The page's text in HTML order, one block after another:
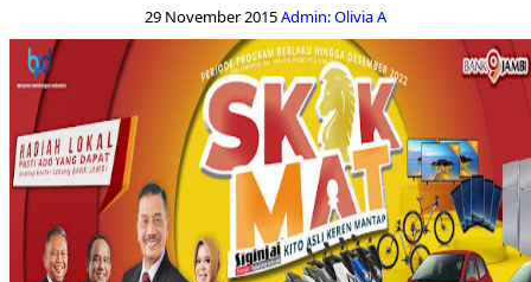
29 November 2015Admin: Olivia A